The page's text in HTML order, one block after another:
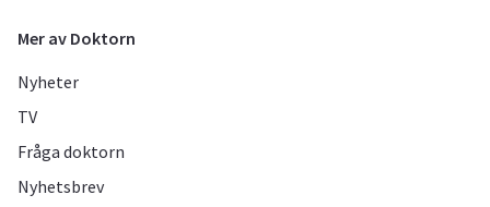
Mer av Doktorn
Nyheter
TV
Fråga doktorn
Nyhetsbrev